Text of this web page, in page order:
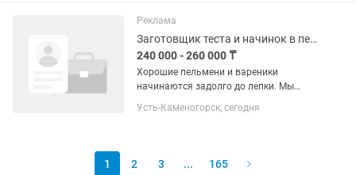
должны быть, а гости...
Реклама
Заготовщик теста и начинок в пельменный цех
240 000 - 260 000 ₸
Хорошие пельмени и вареники
начинаются задолго до лепки. Мы
порядок, умеет работать с продуктами
Усть-Каменогорск, сегодня
1 2 3 ... 165